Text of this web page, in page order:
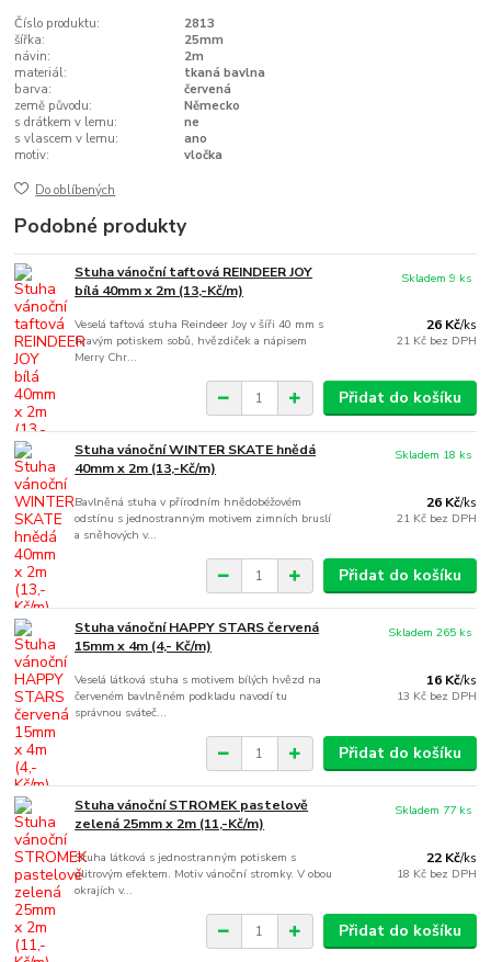
Číslo produktu:
2813
šířka:
25mm
návin:
2m
materiál:
tkaná bavlna
barva:
červená
země původu:
Německo
s drátkem v lemu:
ne
s vlascem v lemu:
ano
motiv:
vločka
Do oblíbených
Podobné produkty
Stuha vánoční taftová REINDEER JOY
bílá 40mm x 2m (13,-Kč/m)
Veselá taftová stuha Reindeer Joy v šíři 40 mm s
hravým potiskem sobů, hvězdiček a nápisem
Merry Chr...
26 Kč/ks
21 Kč bez DPH
Skladem 9 ks
Přidat do košíku
Stuha vánoční WINTER SKATE hnědá
40mm x 2m (13,-Kč/m)
Bavlněná stuha v přírodním hnědobéžovém
odstínu s jednostranným motivem zimních bruslí
a sněhových v...
26 Kč/ks
21 Kč bez DPH
Skladem 18 ks
Přidat do košíku
Stuha vánoční HAPPY STARS červená
15mm x 4m (4,- Kč/m)
Veselá látková stuha s motivem bílých hvězd na
červeném bavlněném podkladu navodí tu
správnou sváteč...
16 Kč/ks
13 Kč bez DPH
Skladem 265 ks
Přidat do košíku
Stuha vánoční STROMEK pastelově
zelená 25mm x 2m (11,-Kč/m)
Stuha látková s jednostranným potiskem s
glitrovým efektem. Motiv vánoční stromky. V obou
okrajích v...
22 Kč/ks
18 Kč bez DPH
Skladem 77 ks
Přidat do košíku